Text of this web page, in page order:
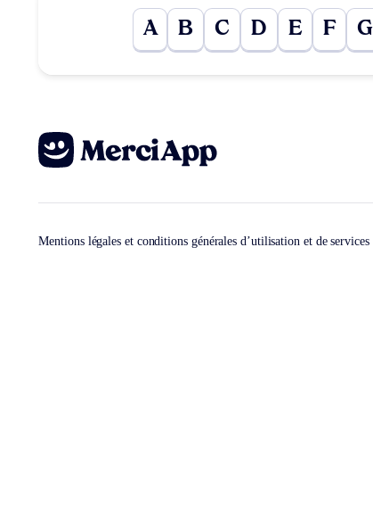
A B C D E F G
Mentions légales et conditions générales d’utilisation et de services